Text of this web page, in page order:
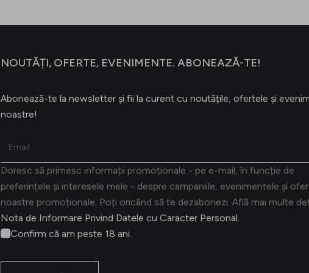
NOUTĂȚI, OFERTE, EVENIMENTE. ABONEAZĂ-TE!
Abonează-te la newsletter și fii la curent cu noutățile, ofertele și
noastre!
Doresc să primesc informații promoționale - pe e-mail, în funcție de
preferințele și interesele mele - despre campaniile, evenimentele și
noastre promoționale. Poți oricând să te dezabonezi. Află mai multe
Nota de Informare Privind Datele cu Caracter Personal
Confirm că am peste 18 ani.